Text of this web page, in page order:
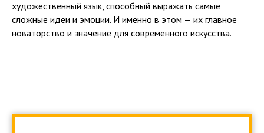
художественный язык, способный выражать самые
сложные идеи и эмоции. И именно в этом — их главное
новаторство и значение для современного искусства.